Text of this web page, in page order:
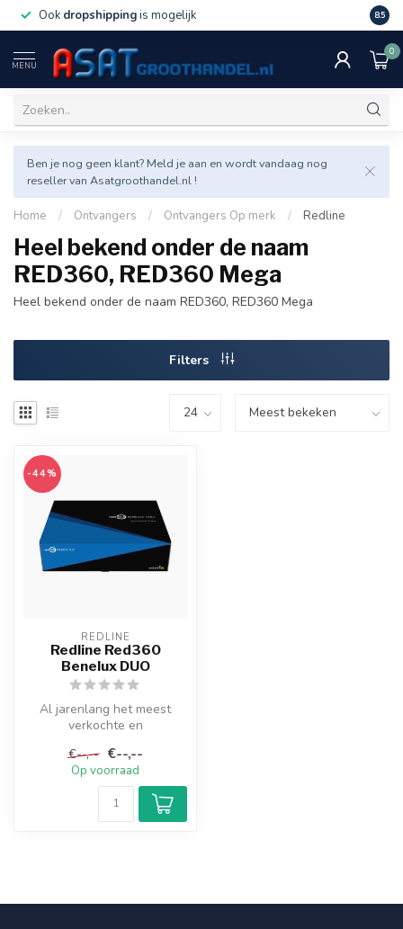
Ook dropshippingis mogelijk Veel
8.5
MENU
0
Ben je nog geen klant? Meld je aan en wordt vandaag nog
reseller van Asatgroothandel.nl !
Home / Ontvangers / Ontvangers Op merk / Redline
Heel bekend onder de naam
RED360, RED360 Mega
Heel bekend onder de naam RED360, RED360 Mega
Filters
-44%
REDLINE
Redline Red360
Benelux DUO
Al jarenlang het meest
verkochte en
box op de markt va...
€--,-- €--,--
Op voorraad